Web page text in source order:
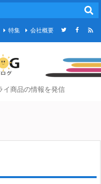
特集 会社概要 
イ商品の情報を発信